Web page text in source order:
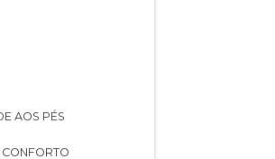
AOS PÉS
CONFORTO